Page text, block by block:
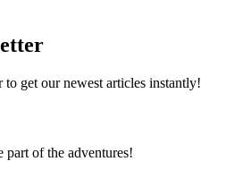
to get our newest articles instantly!
part of the adventures!